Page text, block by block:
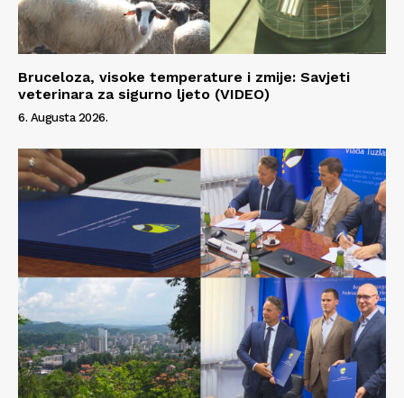
Bruceloza, visoke temperature i zmije: Savjeti
veterinara za sigurno ljeto (VIDEO)
6. Augusta 2026.